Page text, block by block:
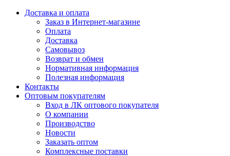
Доставка и оплата
Заказ в Интернет-магазине
Оплата
Доставка
Самовывоз
Возврат и обмен
Нормативная информация
Полезная информация
Контакты
Оптовым покупателям
Вход в ЛК оптового покупателя
О компании
Производство
Новости
Заказать оптом
Комплексные поставки